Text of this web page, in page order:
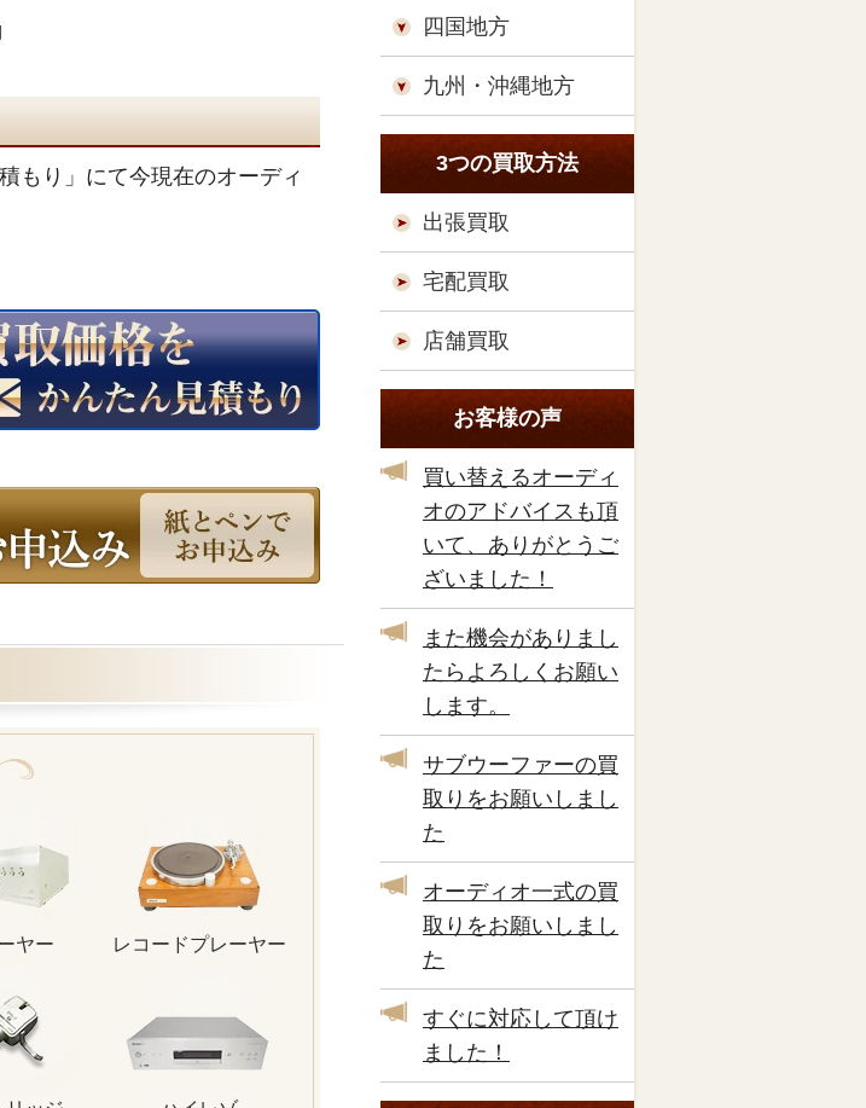
もり」にて今現在のオーディ
ヤー レコードプレーヤー
四国地方
九州・沖縄地方
3つの買取方法
出張買取
宅配買取
店舗買取
お客様の声
買い替えるオーディ
オのアドバイスも頂
いて、ありがとうご
ざいました！
また機会がありまし
たらよろしくお願い
します。
サブウーファーの買
取りをお願いしまし
た
オーディオ一式の買
取りをお願いしまし
た
すぐに対応して頂け
ました！